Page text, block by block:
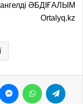
ӘБДІҒАЛЫМ
Ortalyq.kz